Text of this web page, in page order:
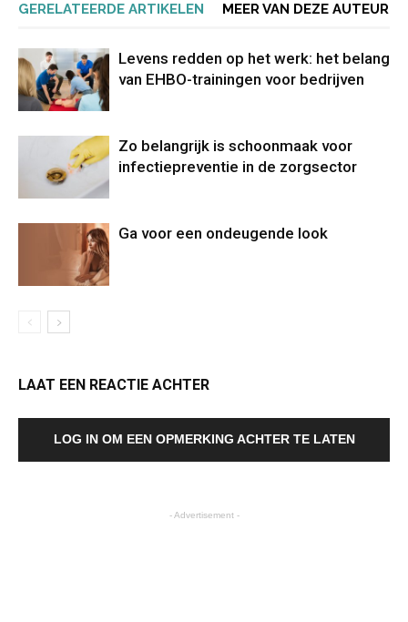
GERELATEERDE ARTIKELEN MEER VAN DEZE AUTEUR
Levens redden op het werk: het belang
van EHBO-trainingen voor bedrijven
Zo belangrijk is schoonmaak voor
infectiepreventie in de zorgsector
Ga voor een ondeugende look
LAAT EEN REACTIE ACHTER
LOG IN OM EEN OPMERKING ACHTER TE LATEN
- Advertisement -